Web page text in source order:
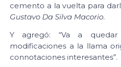
cemento a la vuelta para
Gustavo Da Silva Macorio.
Y agregó: “Va a
modificaciones a la llama
connotaciones interesantes”.